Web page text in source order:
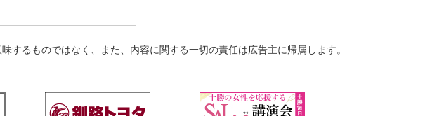
るものではなく、また、内容に関する一切の責任は広告主に帰属します。